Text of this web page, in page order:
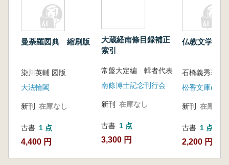
曼荼羅図典 縮刷版
染川英輔 図版
大法輪閣
新刊 在庫なし
古書 1 点
4,400 円
大蔵経南條目録補正
索引
常盤大定編 輯者代表
南條博士記念刊行会
新刊 在庫なし
古書 1 点
3,300 円
仏教文学論叢
石橋義秀著
松香文庫(善正
新刊 在庫なし
古書 1 点
2,200 円